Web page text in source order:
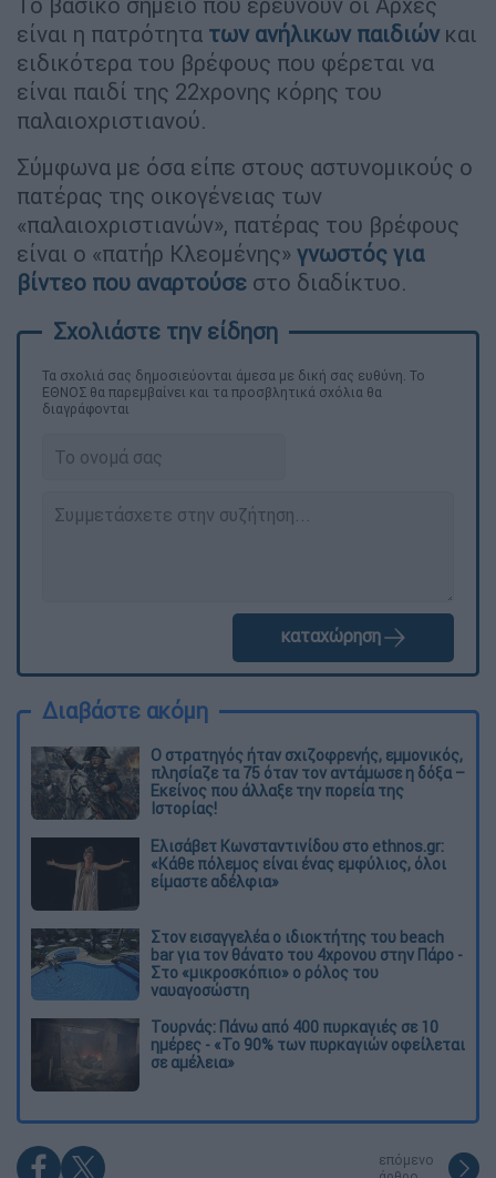
είναι η πατρότητα των ανήλικων παιδιώνκαι
ειδικότερα του βρέφους που φέρεται να
είναι παιδί της 22χρονης κόρης του
παλαιοχριστιανού.
Σύμφωνα με όσα είπε στους αστυνομικούς ο
πατέρας της οικογένειας των
«παλαιοχριστιανών», πατέρας του βρέφους
είναι ο «πατήρ Κλεομένης» γνωστός για
βίντεο που αναρτούσε στο διαδίκτυο.
Τα σχολιά σας δημοσιεύονται άμεσα με δική σας ευθύνη. Το
ΕΘΝΟΣ θα παρεμβαίνει και τα προσβλητικά σχόλια θα
διαγράφονται
καταχώρηση
Διαβάστε ακόμη
O στρατηγός ήταν σχιζοφρενής, εμμονικός,
πλησίαζε τα 75 όταν τον αντάμωσε η δόξα –
Εκείνος που άλλαξε την πορεία της
Ιστορίας!
Ελισάβετ Κωνσταντινίδου στο ethnos.gr:
«Κάθε πόλεμος είναι ένας εμφύλιος, όλοι
είμαστε αδέλφια»
Στον εισαγγελέα ο ιδιοκτήτης του beach
bar για τον θάνατο του 4χρονου στην Πάρο -
Στο «μικροσκόπιο» ο ρόλος του
ναυαγοσώστη
Τουρνάς: Πάνω από 400 πυρκαγιές σε 10
ημέρες - «Το 90% των πυρκαγιών οφείλεται
σε αμέλεια»
επόμενο